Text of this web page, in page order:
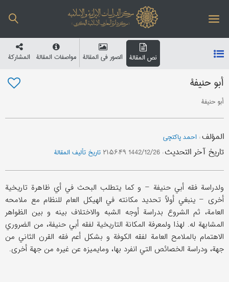
نص المقالة الصور في المقالة مواصفات المقالة المشارکة
أبو حنیفة
أبو حنیفة
المؤلف: احمد پاکتچی
تاریخ آخر التحدیث: 1442/12/26 ۲۱:۵۶:۴۹ تاریخ تألیف المقالة
ولدراسة فقه أبي حنیفة – و کما یتطلب البحث في أي ظاهرة تاریخیة
أخری – ینبغي أولاً تحدید مکانته في الهیکل العام للنظام مع ملامحه
العامة، ثم الشروع بدراسة أوجه الشبه والاختلاف بینه و بین الظواهر
المشابهة له. لهذا ولمعرفة المکانة التاریخیة لفقه أبي حنیفة، من الضروري
الاهتمام بالملامح العامة لفقه الکوفة و بشکل أعم فقه القرن الثاني من
جهة، ودراسة الخصائص التي انفرد بها، ومایمیزه عن غیره من جهة أخری.